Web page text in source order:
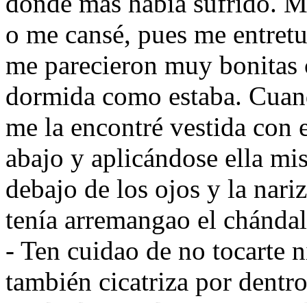
o me cansé, pues me
me parecieron muy
dormida como estaba.
me la encontré vestida con
abajo y aplicándose ella
debajo de los ojos y la
tenía arremangao el
- Ten cuidao de no tocarte
también cicatriza por